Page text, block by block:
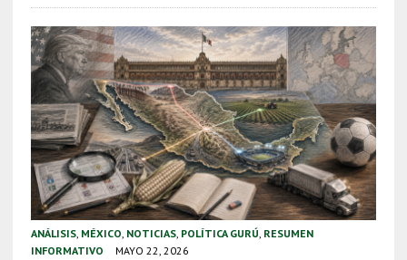
ANÁLISIS, MÉXICO NOTICIAS, POLÍTICA GURÚ RESUMEN
INFORMATIVO
MAYO 22, 2026